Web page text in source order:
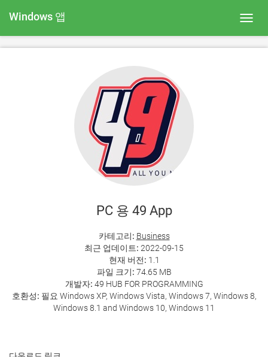
Windows 앱
PC 용 49 App
카테고리: Business
최근 업데이트: 2022-09-15
현재 버전: 1.1
파일 크기: 74.65 MB
개발자: 49 HUB FOR PROGRAMMING
호환성: 필요 Windows XP, Windows Vista, Windows 7, Windows 8,
Windows 8.1 and Windows 10, Windows 11